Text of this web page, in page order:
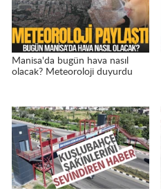
Manisa'da bugün hava nasıl
olacak? Meteoroloji duyurdu